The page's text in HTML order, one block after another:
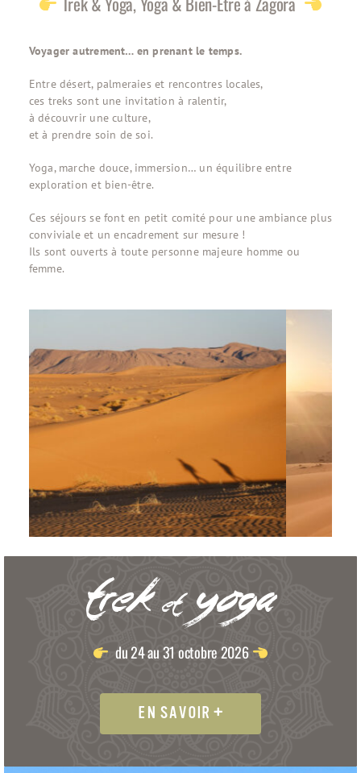
Voyager autrement… en prenant le temps.
Entre désert, palmeraies et rencontres locales,
ces treks sont une invitation à ralentir,
à découvrir une culture,
et à prendre soin de soi.
Yoga, marche douce, immersion… un équilibre entre
exploration et bien-être.
Ces séjours se font en petit comité pour une ambiance plus
conviviale et un encadrement sur mesure !
Ils sont ouverts à toute personne majeure homme ou
femme.
Treket Yoga
du 24 au 31 octobre 2026
EN SAVOIR +